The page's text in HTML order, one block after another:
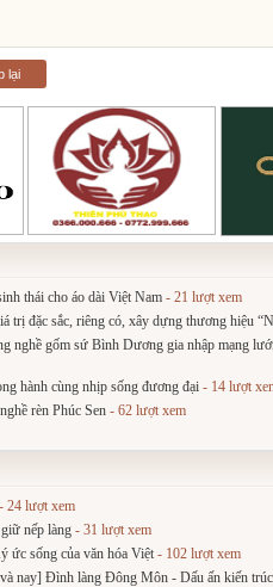
lại
thái cho áo dài Việt Nam - 21 lượt xem
trị đặc sắc, riêng có, xây dựng thương hiệu
nghề gốm sứ Bình Dương gia nhập mạng
hành cùng nhịp sống đương đại - 14 lượt
rèn Phúc Sen - 62 lượt xem
- 24 lượt xem
nếp làng - 31 lượt xem
ức sống của văn hóa Việt - 102 lượt xem
nay] Đình làng Đông Môn - Dấu ấn kiến